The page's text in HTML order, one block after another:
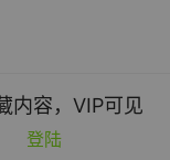
内容，VIP可见
登陆